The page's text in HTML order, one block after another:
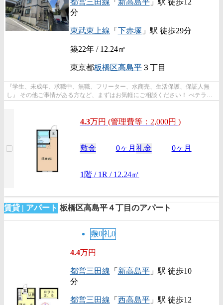
都営三田線 「 新高島平」駅 徒歩12
分
東武東上線 「 下赤塚 」駅 徒歩29分
築22年 / 12.24㎡
東京都板橋区高島平３丁目
『学生、未成年、求職中、無職、フリーター、水商売、生活保護、保証人無
し』 その他ご事情がある方など、まずはお気軽にご相談ください！ べテラン
4.3万円 (管理費等：2,000円 )
敷金 0ヶ月 礼金 0ヶ月
1階 / 1R / 12.24㎡
賃貸 | アパート 板橋区高島平４丁目のアパート
敷0礼0
4.4万円
都営三田線 「 新高島平」駅 徒歩10
分
都営三田線 「 西高島平」駅 徒歩12